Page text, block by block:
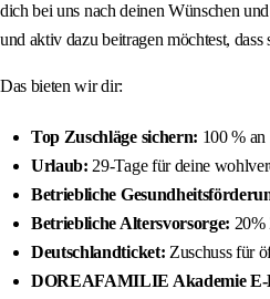
dich bei uns nach deinen Wünschen
und aktiv dazu beitragen möchtest,
Das bieten wir dir:
Top Zuschläge sichern: 100 % an
Urlaub: 29-Tage für deine
Betriebliche
Betriebliche Altersvorsorge: 20%
Deutschlandticket: Zuschuss für
DOREAFAMILIE Akademie